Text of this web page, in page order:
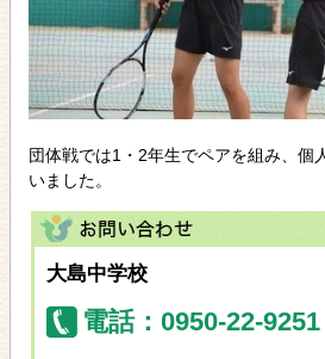
団体戦では1・2年生でペアを組み、個
いました。
大島中学校
電話：0950-22-9251